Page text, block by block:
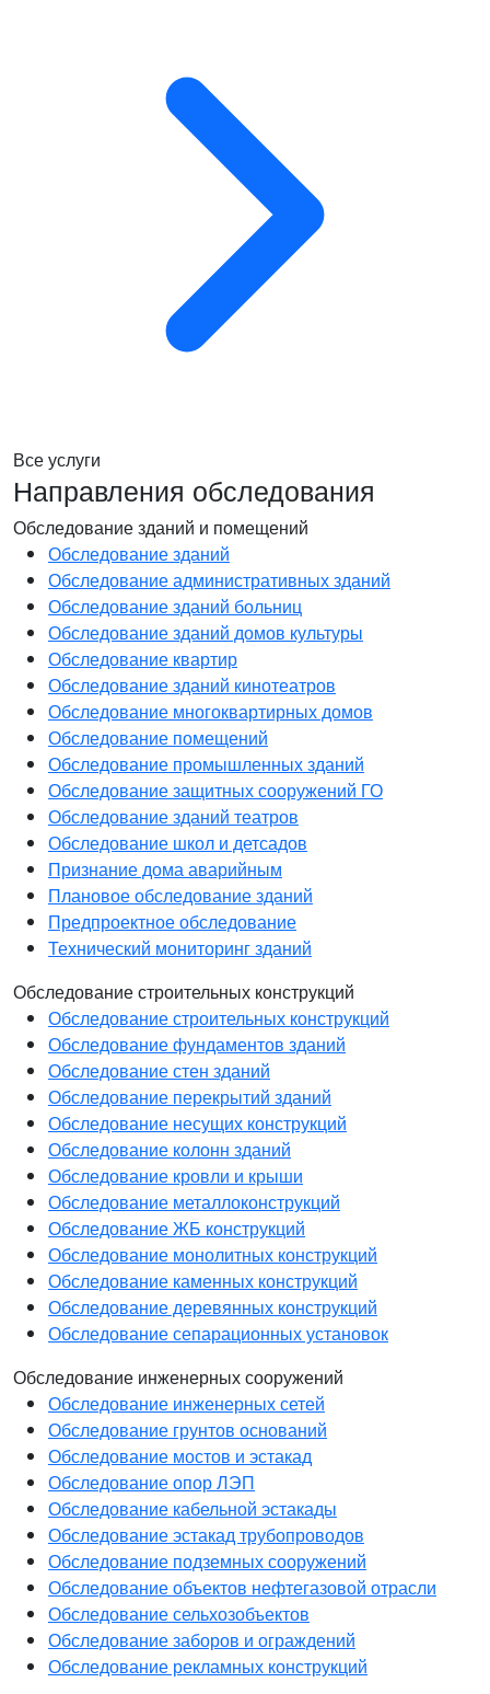
Все услуги
Направления обследования
Обследование зданий и помещений
Обследование зданий
Обследование административных зданий
Обследование зданий больниц
Обследование зданий домов культуры
Обследование квартир
Обследование зданий кинотеатров
Обследование многоквартирных домов
Обследование помещений
Обследование промышленных зданий
Обследование защитных сооружений ГО
Обследование зданий театров
Обследование школ и детсадов
Признание дома аварийным
Плановое обследование зданий
Предпроектное обследование
Технический мониторинг зданий
Обследование строительных конструкций
Обследование строительных конструкций
Обследование фундаментов зданий
Обследование стен зданий
Обследование перекрытий зданий
Обследование несущих конструкций
Обследование колонн зданий
Обследование кровли и крыши
Обследование металлоконструкций
Обследование ЖБ конструкций
Обследование монолитных конструкций
Обследование каменных конструкций
Обследование деревянных конструкций
Обследование сепарационных установок
Обследование инженерных сооружений
Обследование инженерных сетей
Обследование грунтов оснований
Обследование мостов и эстакад
Обследование опор ЛЭП
Обследование кабельной эстакады
Обследование эстакад трубопроводов
Обследование подземных сооружений
Обследование объектов нефтегазовой отрасли
Обследование сельхозобъектов
Обследование заборов и ограждений
Обследование рекламных конструкций